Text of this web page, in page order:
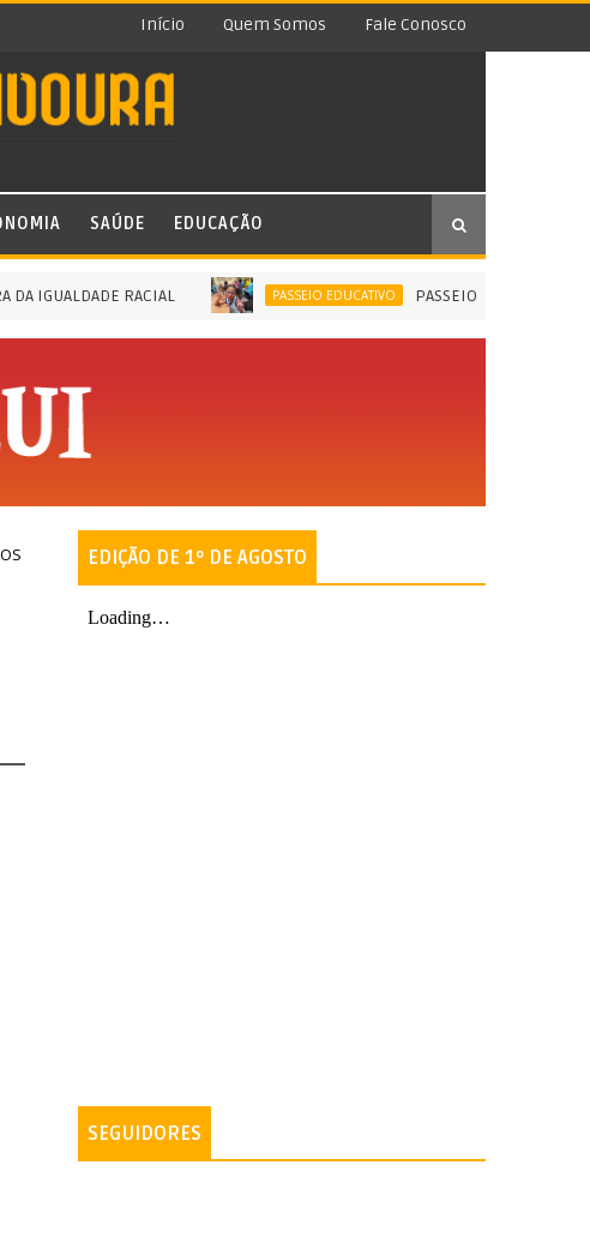
Início Quem Somos Fale Conosco
SAÚDE EDUCAÇÃO
RACIAL PASSEIO EDUCATIVO PASSEIO EDUCATIVO
EDIÇÃO DE 1º DE AGOSTO
SEGUIDORES